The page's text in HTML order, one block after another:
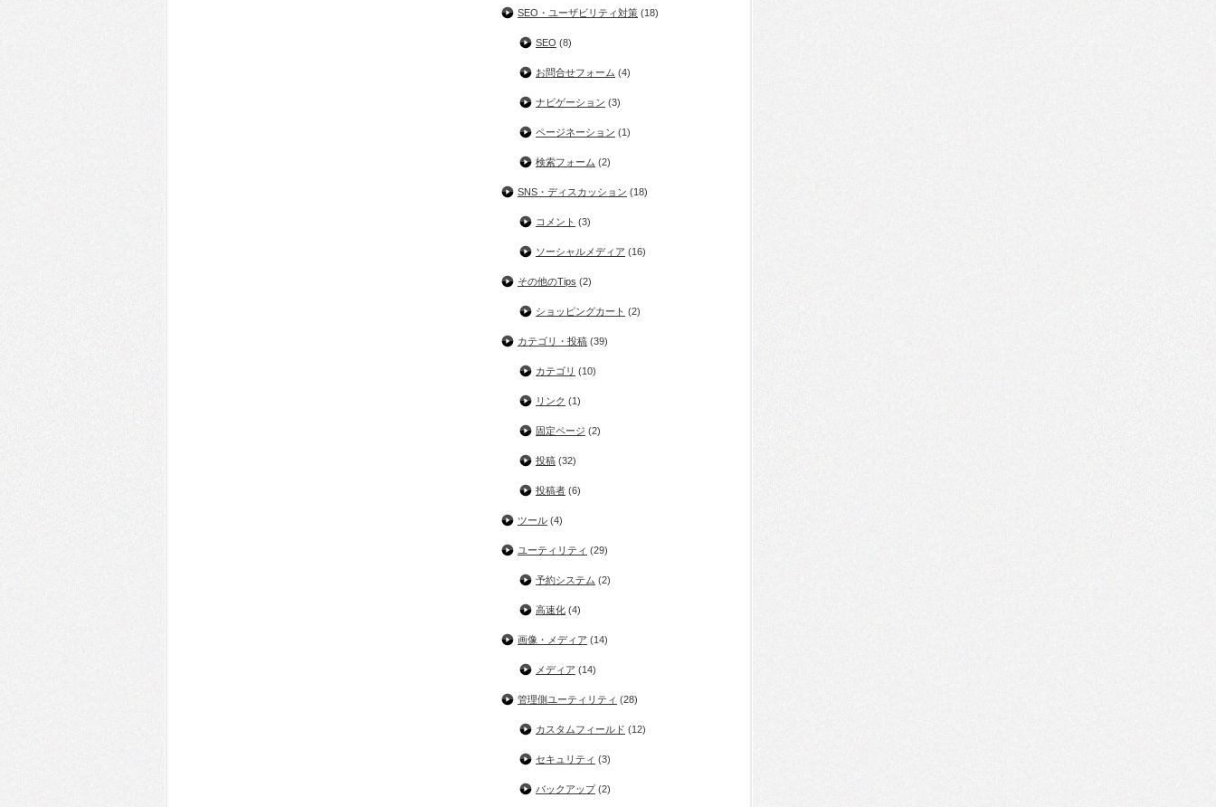
SEO・ユーザビリティ対策 (18)
SEO (8)
お問合せフォーム (4)
ナビゲーション (3)
ページネーション (1)
検索フォーム (2)
SNS・ディスカッション (18)
コメント (3)
ソーシャルメディア (16)
その他のTips (2)
ショッピングカート (2)
カテゴリ・投稿 (39)
カテゴリ (10)
リンク (1)
固定ページ (2)
投稿 (32)
投稿者 (6)
ツール (4)
ユーティリティ (29)
予約システム (2)
高速化 (4)
画像・メディア (14)
メディア (14)
管理側ユーティリティ (28)
カスタムフィールド (12)
セキュリティ (3)
バックアップ(2)